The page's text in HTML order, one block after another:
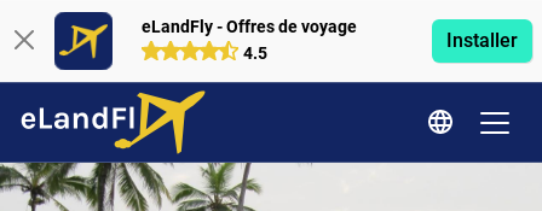
eLandFly - Offres de voyage
4.5
Installer